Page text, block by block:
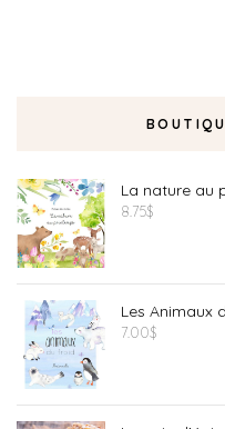
La nature au
8.75$
Les Animaux
7.00$